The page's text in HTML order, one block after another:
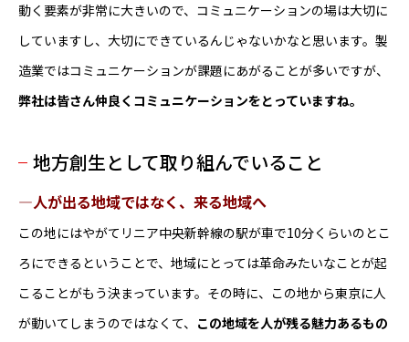
動く要素が非常に大きいので、コミュニケーションの場は大切に
していますし、大切にできているんじゃないかなと思います。製
造業ではコミュニケーションが課題にあがることが多いですが、
弊社は皆さん仲良くコミュニケーションをとっていますね。
地方創生として取り組んでいること
―人が出る地域ではなく、来る地域へ
この地にはやがてリニア中央新幹線の駅が車で10分くらいのとこ
ろにできるということで、地域にとっては革命みたいなことが起
こることがもう決まっています。その時に、この地から東京に人
が動いてしまうのではなくて、 この地域を人が残る魅力あるもの